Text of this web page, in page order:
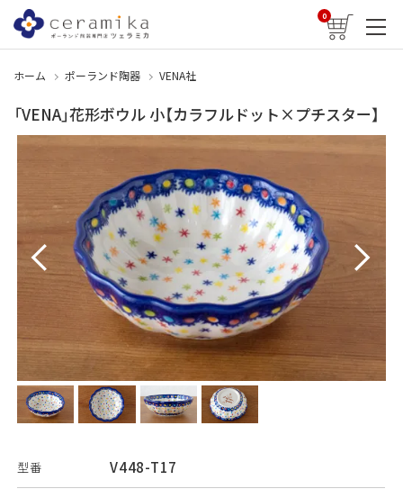
0
ホーム ポーランド陶器 VENA社
「VENA」花形ボウル 小【カラフルドット×プチスター】
型番 V448-T17